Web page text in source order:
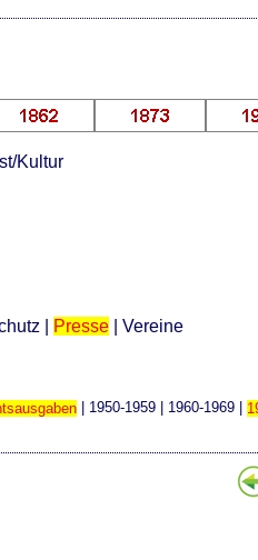
Kultur
Presse |Vereine
1950-1959 1960-1969